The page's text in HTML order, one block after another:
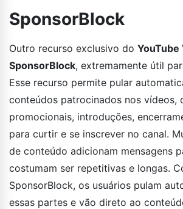
SponsorBlock
Outro recurso exclusivo do YouTube
SponsorBlock, extremamente útil
Esse recurso permite pular
conteúdos patrocinados nos vídeos,
promocionais, introduções,
para curtir e se inscrever no canal.
de conteúdo adicionam mensagens
costumam ser repetitivas e longas.
SponsorBlock, os usuários pulam
essas partes e vão direto ao